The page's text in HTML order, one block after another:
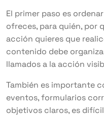
El primer paso es
ofreces, para quién, por
acción quieres que
contenido debe
llamados a la acción
También es importante
eventos, formularios
objetivos claros, es